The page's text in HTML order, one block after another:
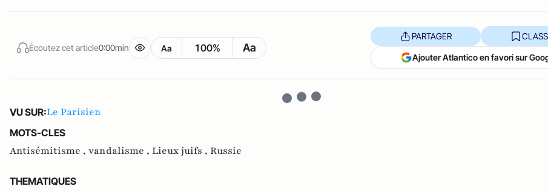
Écoutez cet article0:00min Aa 100% Aa
PARTAGER
Ajouter Atlantico en favori sur
VU SUR:Le Parisien
MOTS-CLES
Antisémitisme , vandalisme , Lieux juifs , Russie
THEMATIQUES